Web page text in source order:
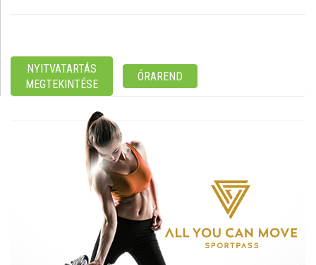
NYITVATARTÁS
MEGTEKINTÉSE
ÓRAREND